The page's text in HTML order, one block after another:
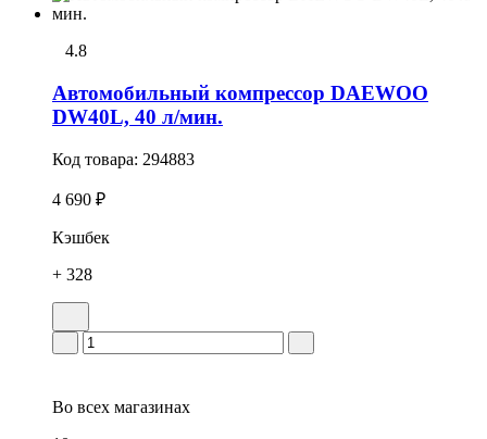
4.8
Автомобильный компрессор DAEWOO
DW40L, 40 л/мин.
Код товара: 294883
4 690 ₽
Кэшбек
+ 328
Во всех магазинах